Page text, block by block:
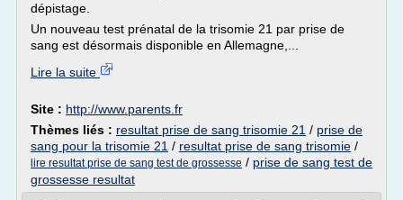
dépistage.
Un nouveau test prénatal de la trisomie 21 par prise de
sang est désormais disponible en Allemagne,...
Lire la suite
Site : http://www.parents.fr
Thèmes liés : resultat prise de sang trisomie 21 / prise de
sang pour la trisomie 21 / resultat prise de sang trisomie /
lire resultat prise de sang test de grossesse / prise de sang test de
grossesse resultat